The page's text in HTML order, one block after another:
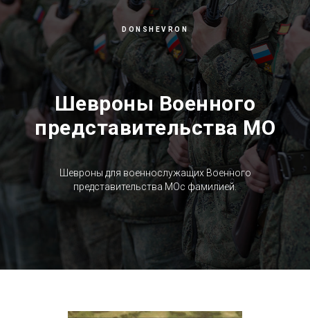
DONSHEVRON
Шевроны Военного
представительства МО
Шевроны для военнослужащих Военного
представительства МОc фамилией.